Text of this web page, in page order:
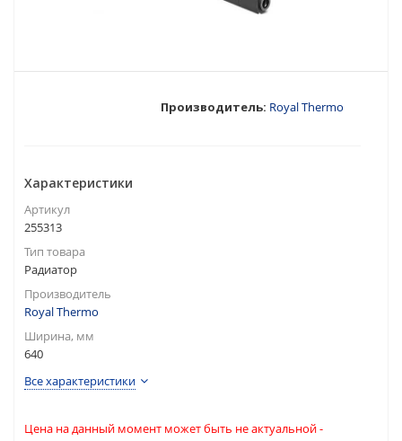
Производитель: Royal Thermo
Характеристики
Артикул
255313
Тип товара
Радиатор
Производитель
Royal Thermo
Ширина, мм
640
Все характеристики
Цена на данный момент может быть не актуальной -